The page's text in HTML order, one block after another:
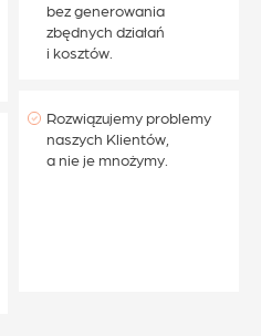
bez generowania
zbędnych działań
i kosztów.
Rozwiązujemy problemy
naszych Klientów,
a nie je mnożymy.